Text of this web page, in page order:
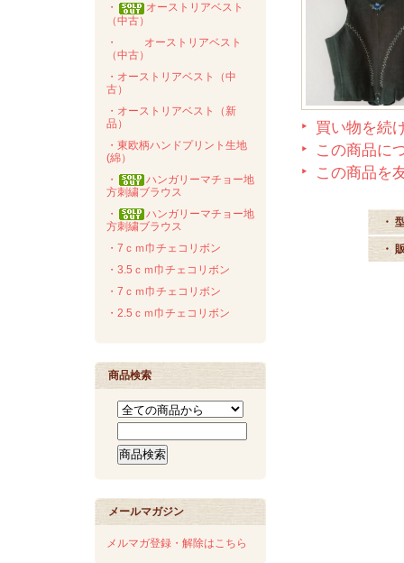
・
オーストリアベスト
（中古）
・
オーストリアベスト
（中古）
・オーストリアベスト（中
古）
・オーストリアベスト（新
品）
・東欧柄ハンドプリント生地
(綿）
・
ハンガリーマチョー地
方刺繍ブラウス
・
ハンガリーマチョー地
方刺繍ブラウス
・7ｃｍ巾チェコリボン
・3.5ｃｍ巾チェコリボン
・7ｃｍ巾チェコリボン
・2.5ｃｍ巾チェコリボン
商品検索
メールマガジン
メルマガ登録・解除はこちら
買い物を続
この商品に
この商品を
・
・